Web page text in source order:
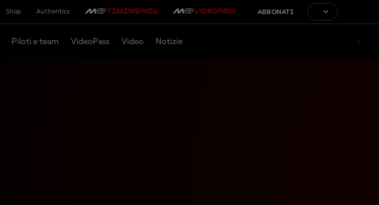
Shop Authentics ABBONATI
Piloti e team VideoPass Video Notizie